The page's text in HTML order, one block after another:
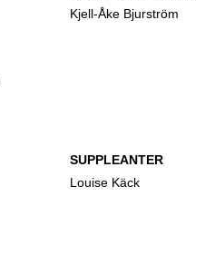
Kjell-Åke Bjurström
SUPPLEANTER
Louise Käck